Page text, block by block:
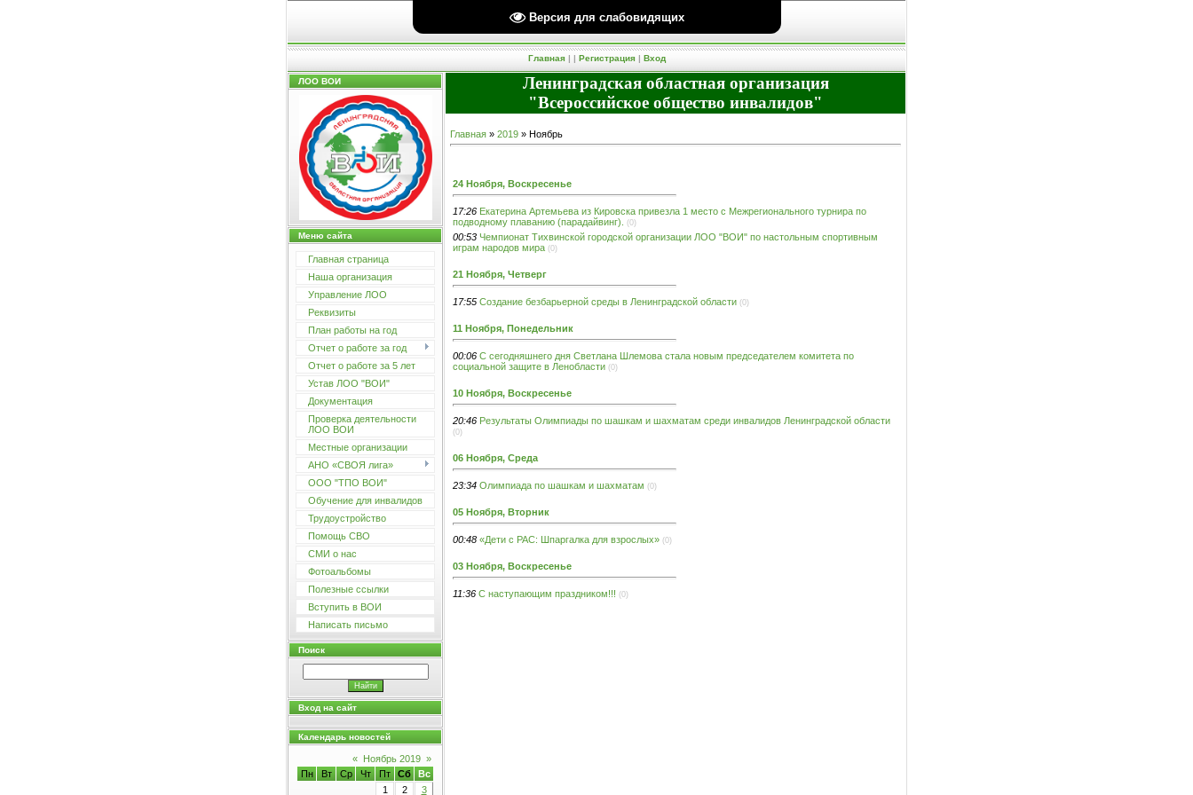
Версия для слабовидящих
Пятница, 07.08.2026, 20:01 Вы вошли какГость| Группа "
Приветствую Вас
Гость
Главная| | Регистрация| Вход
ЛОО ВОИ
Меню сайта
Главная страница
Наша организация
Управление ЛОО
Реквизиты
План работы на год
Отчет о работе за год
Отчет о работе за 5 лет
Устав ЛОО "ВОИ"
Документация
Проверка деятельности
ЛОО ВОИ
Местные организации
АНО «СВОЯ лига»
ООО "ТПО ВОИ"
Обучение для инвалидов
Трудоустройство
Помощь СВО
СМИ о нас
Фотоальбомы
Полезные ссылки
Вступить в ВОИ
Написать письмо
Поиск
Вход на сайт
Календарь новостей
« Ноябрь 2019 »
Пн
Вт Ср Чт Пт Сб
Вс
1
2
3
Ленинградская областная организация
"Всероссийское общество инвалидов"
Главная » 2019 » Ноябрь
24 Ноября, Воскресенье
17:26 Екатерина Артемьева из Кировска привезла 1 место с Межрегионального турнира по
подводному плаванию (парадайвинг).
(0)
00:53 Чемпионат Тихвинской городской организации ЛОО "ВОИ" по настольным спортивным
играм народов мира (0)
21 Ноября, Четверг
17:55 Создание безбарьерной среды в Ленинградской области (0)
11 Ноября, Понедельник
00:06 С сегодняшнего дня Светлана Шлемова стала новым председателем комитета по
социальной защите в Ленобласти (0)
10 Ноября, Воскресенье
20:46 Результаты Олимпиады по шашкам и шахматам среди инвалидов Ленинградской области
(0)
06 Ноября, Среда
23:34 Олимпиада по шашкам и шахматам (0)
05 Ноября, Вторник
00:48 «Дети с РАС: Шпаргалка для взрослых» (0)
03 Ноября, Воскресенье
11:36 С наступающим праздником!!! (0)